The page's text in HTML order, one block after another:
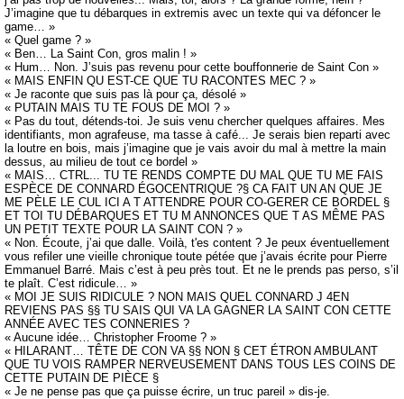
J’imagine que tu débarques in extremis avec un texte qui va défoncer le
game… »
« Quel game ? »
« Ben… La Saint Con, gros malin ! »
« Hum… Non. J’suis pas revenu pour cette bouffonnerie de Saint Con »
« MAIS ENFIN QU EST-CE QUE TU RACONTES MEC ? »
« Je raconte que suis pas là pour ça, désolé »
« PUTAIN MAIS TU TE FOUS DE MOI ? »
« Pas du tout, détends-toi. Je suis venu chercher quelques affaires. Mes
identifiants, mon agrafeuse, ma tasse à café... Je serais bien reparti avec
la loutre en bois, mais j’imagine que je vais avoir du mal à mettre la main
dessus, au milieu de tout ce bordel »
« MAIS… CTRL... TU TE RENDS COMPTE DU MAL QUE TU ME FAIS
ESPÈCE DE CONNARD ÉGOCENTRIQUE ?§ CA FAIT UN AN QUE JE
ME PÈLE LE CUL ICI A T ATTENDRE POUR CO-GERER CE BORDEL §
ET TOI TU DÉBARQUES ET TU M ANNONCES QUE T AS MÊME PAS
UN PETIT TEXTE POUR LA SAINT CON ? »
« Non. Écoute, j’ai que dalle. Voilà, t'es content ? Je peux éventuellement
vous refiler une vieille chronique toute pétée que j’avais écrite pour Pierre
Emmanuel Barré. Mais c’est à peu près tout. Et ne le prends pas perso, s’il
te plaît. C’est ridicule… »
« MOI JE SUIS RIDICULE ? NON MAIS QUEL CONNARD J 4EN
REVIENS PAS §§ TU SAIS QUI VA LA GAGNER LA SAINT CON CETTE
ANNÉE AVEC TES CONNERIES ?
« Aucune idée… Christopher Froome ? »
« HILARANT… TÊTE DE CON VA §§ NON § CET ÉTRON AMBULANT
QUE TU VOIS RAMPER NERVEUSEMENT DANS TOUS LES COINS DE
CETTE PUTAIN DE PIÈCE §
« Je ne pense pas que ça puisse écrire, un truc pareil » dis-je.